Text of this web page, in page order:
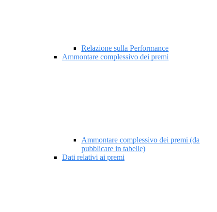
Relazione sulla Performance
Ammontare complessivo dei premi
Ammontare complessivo dei premi (da
pubblicare in tabelle)
Dati relativi ai premi